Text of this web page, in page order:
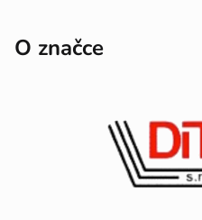
O značce